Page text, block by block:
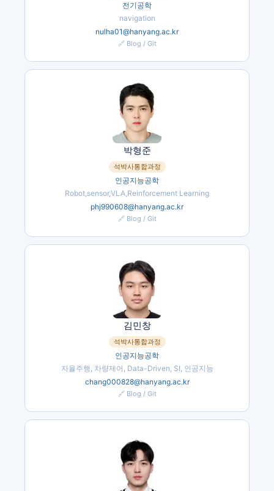
전기공학
navigation
nulha01@hanyang.ac.kr
🔗 Blog / Git
박형준
석박사통합과정
인공지능공학
Robot,sensor,VLA,Reinforcement Learning
phj990608@hanyang.ac.kr
🔗 Blog / Git
김민창
석박사통합과정
인공지능공학
자율주행, 차량제어, Data-Driven, SI, 인공지능
chang000828@hanyang.ac.kr
🔗 Blog / Git